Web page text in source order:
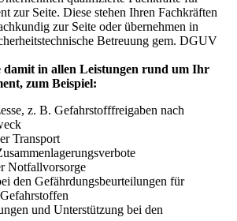
zur Seite. Diese stehen Ihren Fachkräften
zur Seite oder übernehmen in
Betreuung gem. DGUV
damit in allen Leistungen rund um Ihr
zum Beispiel:
z. B. Gefahrstofffreigaben nach
Transport
Notfallvorsorge
den Gefährdungsbeurteilungen für
und Unterstützung bei den